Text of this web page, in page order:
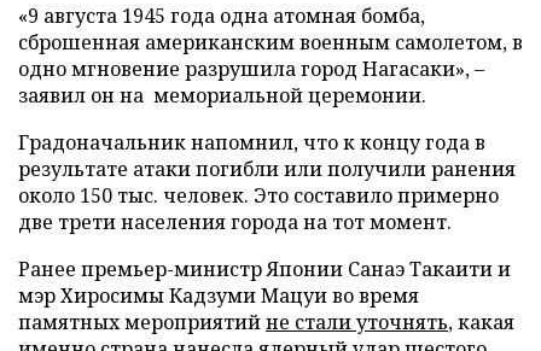
«9 августа 1945 года одна атомная бомба,
сброшенная американским военным самолетом, в
одно мгновение разрушила город Нагасаки», –
заявил он на мемориальной церемонии.
Градоначальник напомнил, что к концу года в
результате атаки погибли или получили ранения
около 150 тыс. человек. Это составило примерно
две трети населения города на тот момент.
Ранее премьер-министр Японии Санаэ Такаити и
мэр Хиросимы Кадзуми Мацуи во время
памятных мероприятийне стали уточнять, какая